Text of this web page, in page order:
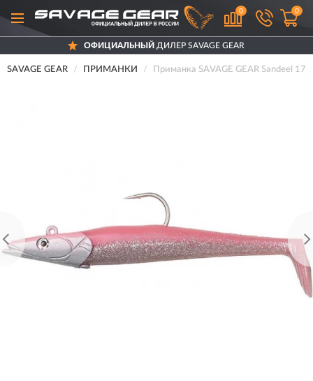
0 0
ОФИЦИАЛЬНЫЙ ДИЛЕР SAVAGE GEAR
SAVAGE GEAR ПРИМАНКИ Приманка SAVAGE GEAR Sandeel